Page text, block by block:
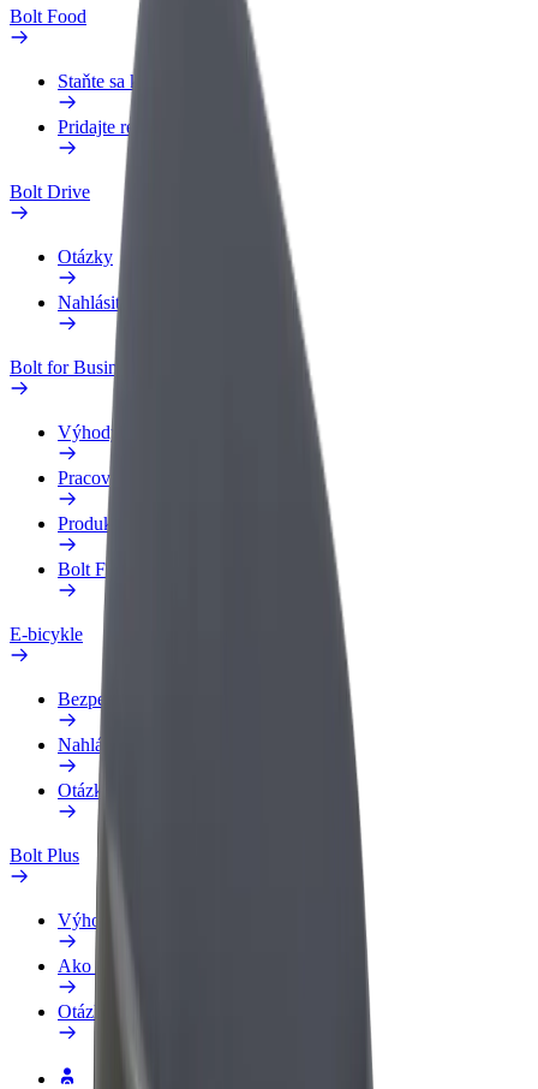
Bolt Food
Staňte sa kuriérom
Pridajte reštauráciu
Bolt Drive
Otázky
Nahlásiť vozidlo
Bolt for Business
Výhody
Pracovný profil
Produkty
Bolt Food pre Business
E-bicykle
Bezpečnostný lab
Nahlásiť problém
Otázky
Bolt Plus
Výhody
Ako sa pridať
Otázky